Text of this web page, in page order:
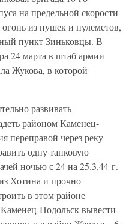
на предельной скорости
из пушек и пулеметов,
пункт Зиньковцы. В
24 марта в штаб армии
Жукова, в которой
развивать
районом Каменец-
переправой через реку
одну танковую
ночью с 24 на 25.3.44 г.
Хотина и прочно
в этом районе
Подольск вывести